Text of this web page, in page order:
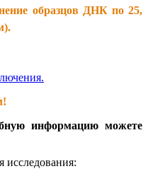
образцов ДНК по 25,
информацию можете